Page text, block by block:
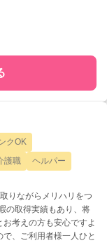
クOK
護職
ヘルパー
りながらメリハリをつ
の取得実績もあり、将
考えの方も安心ですよ
、ご利用者様一人ひと